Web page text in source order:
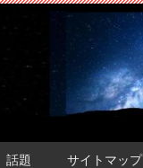
話題 サイトマップ